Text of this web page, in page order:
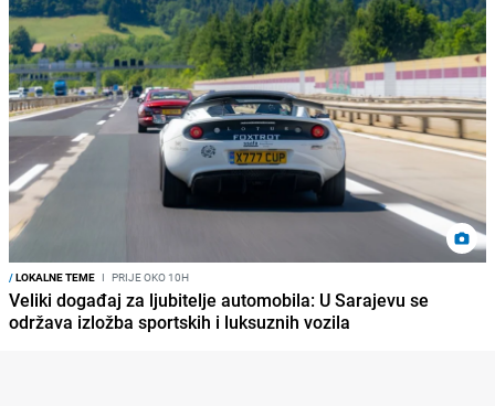
/LOKALNE TEME I PRIJE OKO 10H
Veliki događaj za ljubitelje automobila: U Sarajevu se
održava izložba sportskih i luksuznih vozila